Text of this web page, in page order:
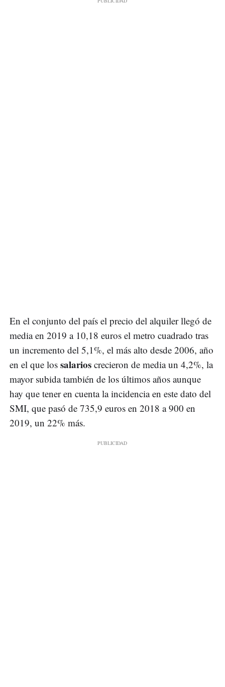
En el conjunto del país el precio del alquiler llegó de
media en 2019 a 10,18 euros el metro cuadrado tras
un incremento del 5,1%, el más alto desde 2006, año
en el que los salarios crecieron de media un 4,2%, la
mayor subida también de los últimos años aunque
hay que tener en cuenta la incidencia en este dato del
SMI, que pasó de 735,9 euros en 2018 a 900 en
2019, un 22% más.